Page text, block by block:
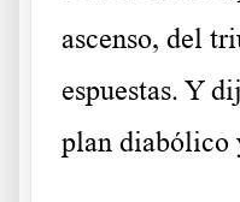
ascenso, del
espuestas. Y
plan diabólico